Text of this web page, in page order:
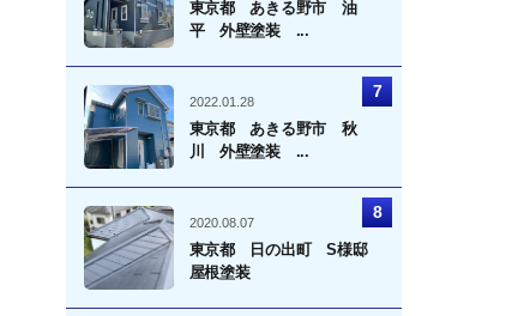
東京都 あきる野市 油
平 外壁塗装 ...
2022.01.28
東京都 あきる野市 秋
川 外壁塗装 ...
2020.08.07
東京都 日の出町 S様邸
屋根塗装